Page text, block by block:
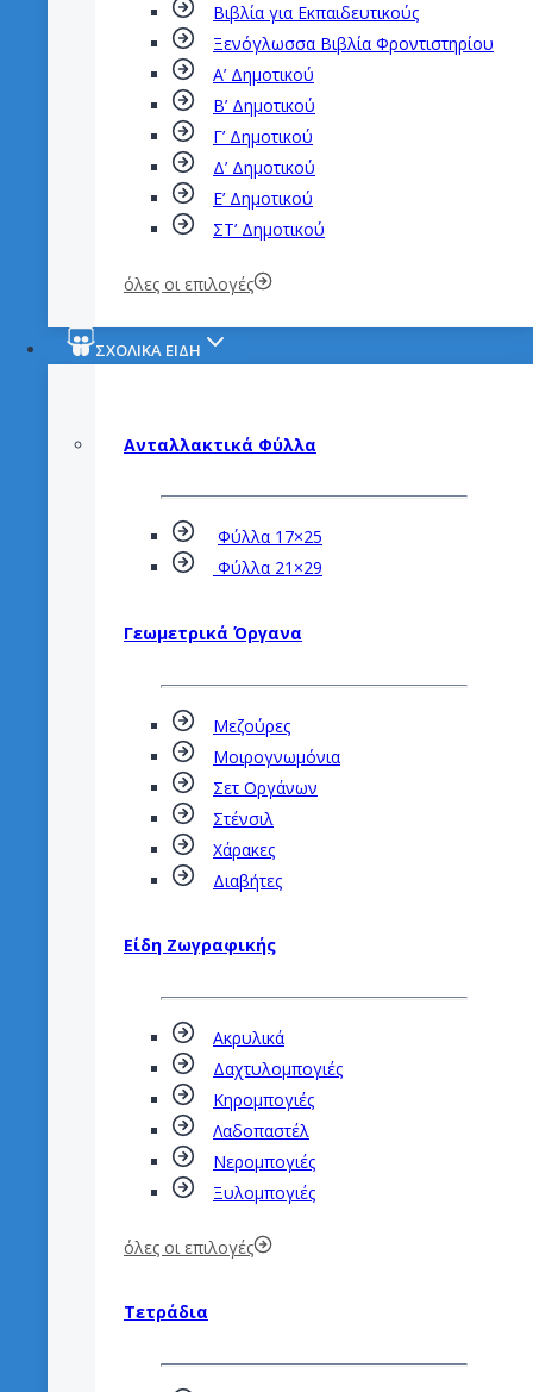
Βιβλία για Εκπαιδευτικούς
Ξενόγλωσσα Βιβλία Φροντιστηρίου
Α’ Δημοτικού
Β’ Δημοτικού
Γ’ Δημοτικού
Δ’ Δημοτικού
Ε’ Δημοτικού
ΣΤ’ Δημοτικού
όλες οι επιλογές
ΣΧΟΛΙΚΑ ΕΙΔΗ
Ανταλλακτικά Φύλλα
Φύλλα 17×25
Φύλλα 21×29
Γεωμετρικά Όργανα
Μεζούρες
Μοιρογνωμόνια
Σετ Οργάνων
Στένσιλ
Χάρακες
Διαβήτες
Είδη Ζωγραφικής
Ακρυλικά
Δαχτυλομπογιές
Κηρομπογιές
Λαδοπαστέλ
Νερομπογιές
Ξυλομπογιές
όλες οι επιλογές
Τετράδια